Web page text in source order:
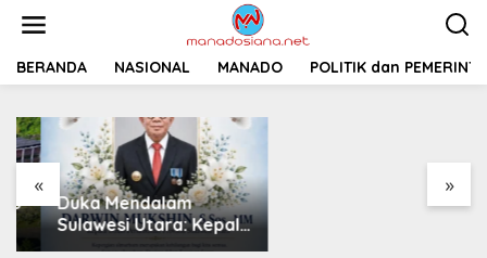
t
BERANDA NASIONAL MANADO POLITIK dan
« »
Duka Mendalam
Sulawesi Utara: Kepala
Dinas Perkebunan
Pemprov Sulut
Siapkan 2 Opsi
Perbaiki Jalan